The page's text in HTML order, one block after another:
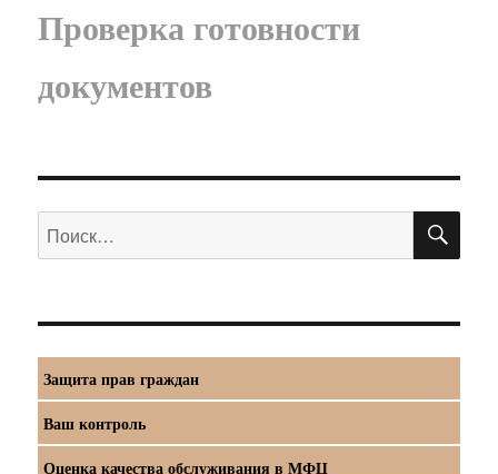
Проверка готовности
документов
Искать:
Защита прав граждан
Ваш контроль
Оценка качества обслуживания в МФЦ